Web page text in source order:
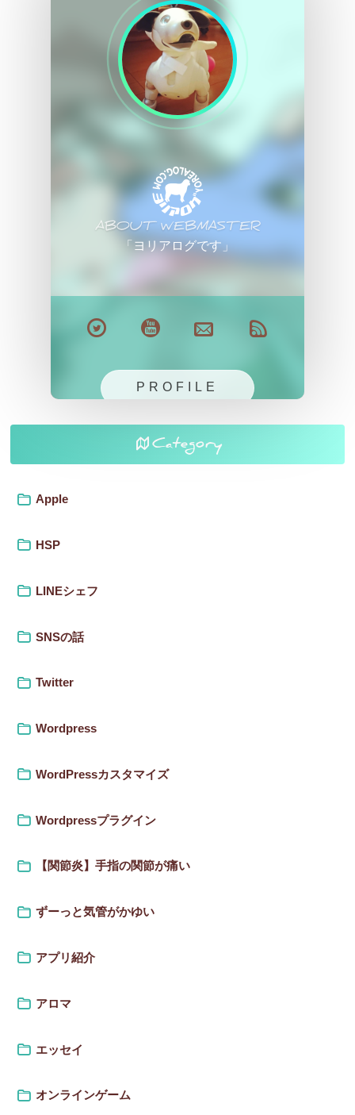
ABOUT WEBMASTER
「ヨリアログです」
PROFILE
Category
Apple
HSP
LINEシェフ
SNSの話
Twitter
Wordpress
WordPressカスタマイズ
Wordpressプラグイン
【関節炎】手指の関節が痛い
ずーっと気管がかゆい
アプリ紹介
アロマ
エッセイ
オンラインゲーム